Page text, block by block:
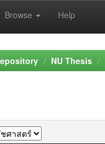
Browse Help
NU Thesis